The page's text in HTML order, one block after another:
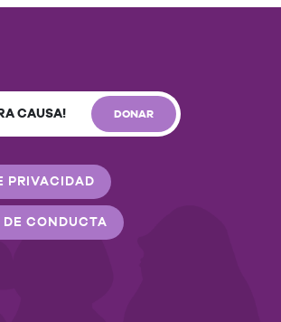
CAUSA! DONAR
PRIVACIDAD
DE CONDUCTA